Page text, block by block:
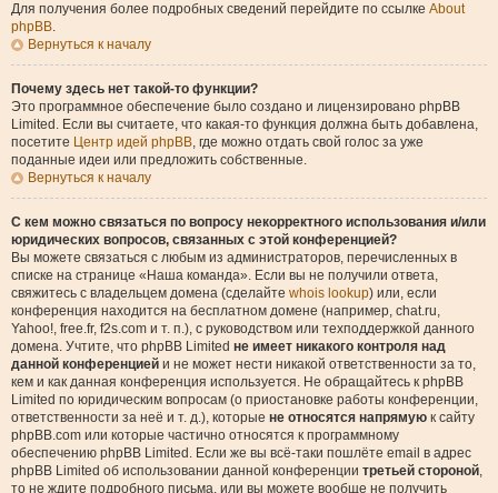
Для получения более подробных сведений перейдите по ссылке About
phpBB.
Вернуться к началу
Почему здесь нет такой-то функции?
Это программное обеспечение было создано и лицензировано phpBB
Limited. Если вы считаете, что какая-то функция должна быть добавлена,
посетите Центр идей phpBB, где можно отдать свой голос за уже
поданные идеи или предложить собственные.
Вернуться к началу
С кем можно связаться по вопросу некорректного использования и/или
юридических вопросов, связанных с этой конференцией?
Вы можете связаться с любым из администраторов, перечисленных в
списке на странице «Наша команда». Если вы не получили ответа,
свяжитесь с владельцем домена (сделайте whois lookup) или, если
конференция находится на бесплатном домене (например, chat.ru,
Yahoo!, free.fr, f2s.com и т. п.), с руководством или техподдержкой данного
домена. Учтите, что phpBB Limited не имеет никакого контроля над
данной конференцией и не может нести никакой ответственности за то,
кем и как данная конференция используется. Не обращайтесь к phpBB
Limited по юридическим вопросам (о приостановке работы конференции,
ответственности за неё и т. д.), которые не относятся напрямую к сайту
phpBB.com или которые частично относятся к программному
обеспечению phpBB Limited. Если же вы всё-таки пошлёте email в адрес
phpBB Limited об использовании данной конференции третьей стороной,
то не ждите подробного письма, или вы можете вообще не получить